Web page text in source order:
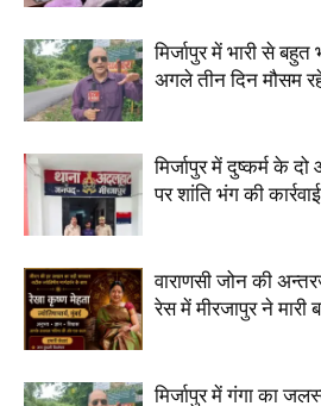
मिर्जापुर में भारी से
अगले तीन दिन मौसम
मिर्जापुर में दुष्कर्म के दो
पर शांति भंग की कार्रवाई
वाराणसी जोन की
रेस में मीरजापुर ने मारी
मिर्जापुर में गंगा का